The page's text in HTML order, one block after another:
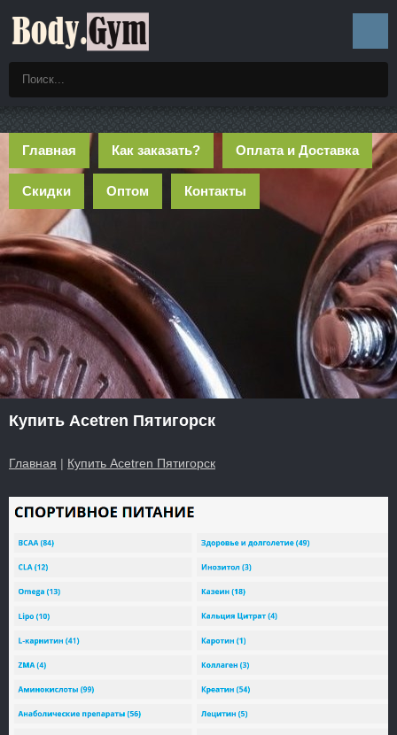
Главная Как заказать? Оплата и Доставка
Скидки Оптом Контакты
Купить Acetren Пятигорск
Главная | Купить Acetren Пятигорск